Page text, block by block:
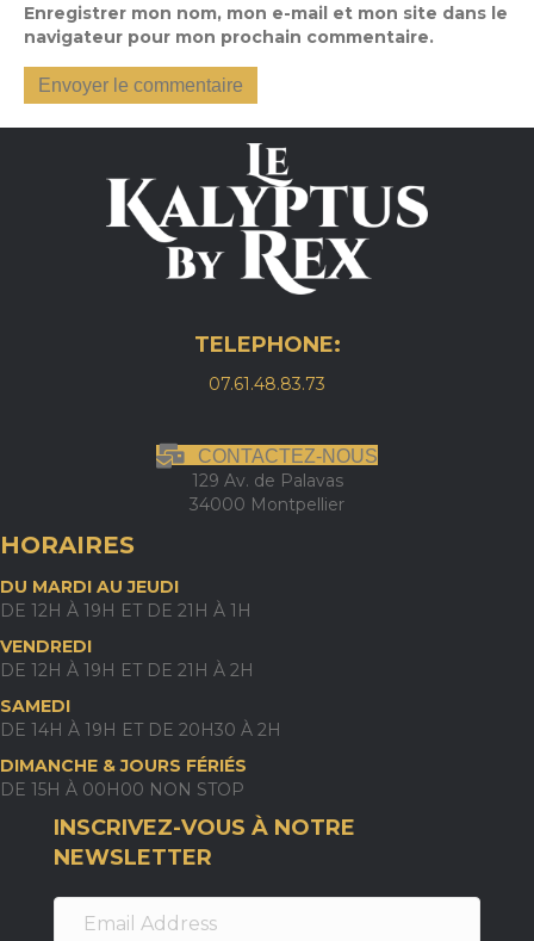
Enregistrer mon nom, mon e-mail et mon site dans le
navigateur pour mon prochain commentaire.
TELEPHONE:
07.61.48.83.73
CONTACTEZ-NOUS
129 Av. de Palavas
34000 Montpellier
HORAIRES
DU MARDI AU JEUDI
DE 12H À 19H ET DE 21H À 1H
VENDREDI
DE 12H À 19H ET DE 21H À 2H
SAMEDI
DE 14H À 19H ET DE 20H30 À 2H
DIMANCHE & JOURS FÉRIÉS
DE 15H À 00H00 NON STOP
INSCRIVEZ-VOUS À NOTRE
NEWSLETTER